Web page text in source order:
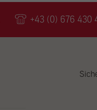
+43 (0) 676 430
zu